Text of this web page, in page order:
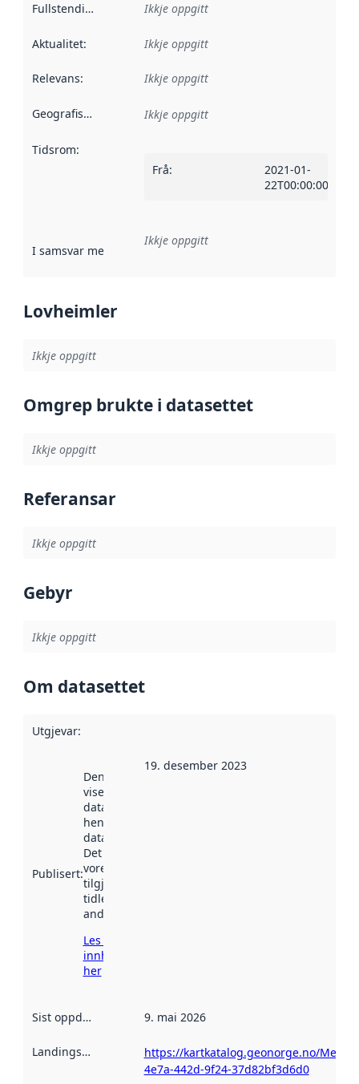
Fullstendigheit Ikkje oppgitt
Aktualitet: Ikkje oppgitt
Relevans: Ikkje oppgitt
Geografisk område Ikkje oppgitt
Tidsrom:
Frå:
2021-01-
22T00:00:00Z
I samsvar med Referanse til ei implementeringsregel eller
Ikkje oppgitt
Lovheimler
Ikkje oppgitt
Omgrep brukte i datasettet
Ikkje oppgitt
Referansar
Ikkje oppgitt
Gebyr
Ikkje oppgitt
Om datasettet
Utgjevar:
Publisert:
Denne datoen
viser når
datasettet vart
henta inn av
data.norge.no.
Det kan ha
vore
tilgjengeleg
tidlegare
andre stader.
Les meir om
innhenting
her
19. desember 2023
Sist oppdatert 9. mai 2026
Landingsside
https://kartkatalog.geonorge.no/
4e7a-442d-9f24-37d82bf3d6d0